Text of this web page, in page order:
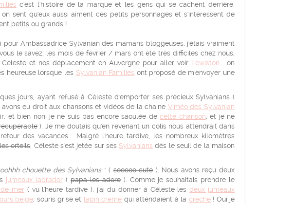
c'est l'histoire de la marque et les gens qui se cachent derrière.
sent qu'eux aussi aiment ces petits personnages et s'intéressent de
petits ou grands !
pour Ambassadrice Sylvanian des mamans bloggeuses, j'étais vraiment
le savez, les mois de février / mars ont été très difficiles chez nous,
Céleste et nos déplacement en Auvergne pour aller voir Lewiston ... on
heureuse lorsque les Sylvanian Families ont proposé de m'envoyer une
jours, ayant refusé à Céleste d'emporter ses précieux Sylvanians (
eu droit aux chansons et vidéos de la chaine Viméo des Sylvanian
et bien non, je ne suis pas encore saoulée decette chanson , et je ne
). Je me doutais qu'en revenant un colis nous attendrait dans
des vacances... Malgré l'heure tardive, les nombreux kilomètres
orteils, Céleste s'est jetée sur ses Sylvanians dès le seuil de la maison
chouette des Sylvanians " ( sooooo cute). Nous avons reçu deux
jumeaux labrador ( papa les adore). Comme je souhaitais prendre le
mer ( vu l'heure tardive ), j'ai du donner à Céleste lesdeux jumeaux
beige , souris grise et lapin crème qui attendaient à la crèche! Oui je